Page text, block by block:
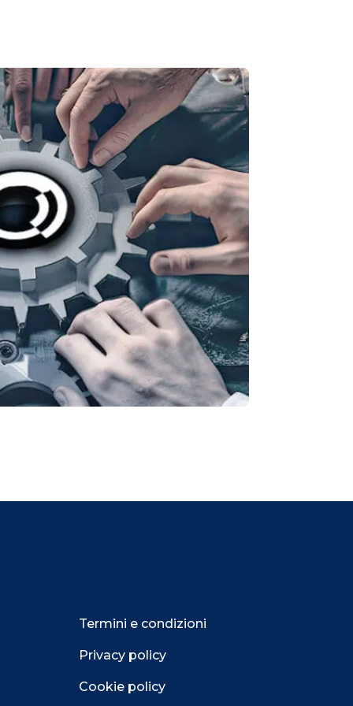
Termini e condizioni
Privacy policy
Cookie policy